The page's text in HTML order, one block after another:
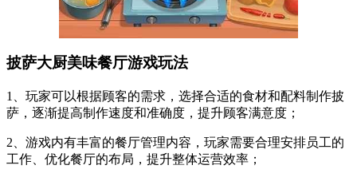
披萨大厨美味餐厅游戏玩法
1、玩家可以根据顾客的需求，选择合适的食材和配料制作披
萨，逐渐提高制作速度和准确度，提升顾客满意度；
2、游戏内有丰富的餐厅管理内容，玩家需要合理安排员工的
工作、优化餐厅的布局，提升整体运营效率；